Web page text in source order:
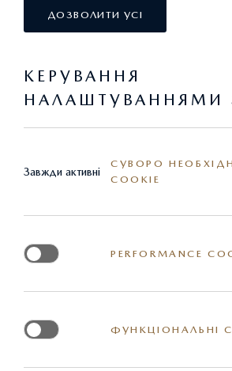
РЕЙЛІНГИ СРІБЛЯСТІ
41 762,11 ГРН.*
ДОЗВОЛИТИ УСІ
КЕРУВАННЯ
НАЛАШТУВАННЯМИ
Завжди активні
СУВОРО
COOKIE
PERFORMANCE
ФУНКЦІОНАЛЬНІ